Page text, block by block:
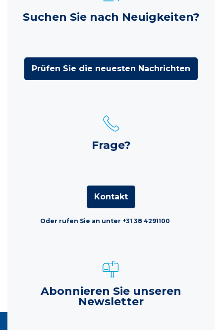
Suchen Sie nach Neuigkeiten?
Prüfen Sie die neuesten Nachrichten
Frage?
Kontakt
Oder rufen Sie an unter +31 38 4291100
Abonnieren Sie unseren
Newsletter